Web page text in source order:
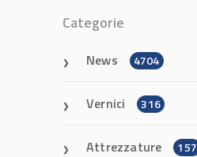
Categorie
News 4704
Vernici 316
Attrezzature 157